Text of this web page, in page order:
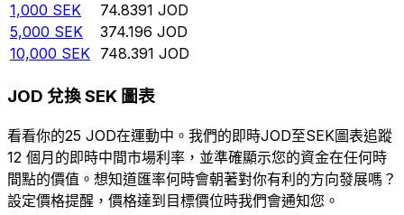
1,000 SEK 74.8391 JOD
5,000 SEK 374.196 JOD
10,000 SEK 748.391 JOD
JOD 兌換 SEK 圖表
看看你的25 JOD在運動中。我們的即時JOD至SEK圖表追蹤
12 個月的即時中間市場利率，並準確顯示您的資金在任何時
間點的價值。想知道匯率何時會朝著對你有利的方向發展嗎？
設定價格提醒，價格達到目標價位時我們會通知您。